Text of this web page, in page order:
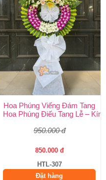
Trắng Được Chọn Nhiều Nhất
Hoa Phúng Viếng Đám Tang
Hoa Phúng Điếu Tang Lễ –
950.000 đ
850.000 đ
HTL-307
Đặt hàng